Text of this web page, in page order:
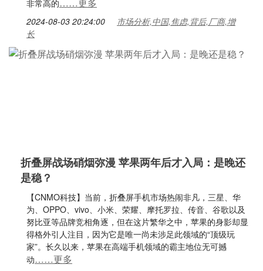
非常高的
2024-08-03 20:24:00
市场分析,中国,焦虑,背后,厂商,增
长
折叠屏战场硝烟弥漫 苹果两年后才入局：是晚还
是稳？
【CNMO科技】当前，折叠屏手机市场热闹非凡，三星、华
为、OPPO、vivo、小米、荣耀、摩托罗拉、传音、谷歌以及
努比亚等品牌竞相角逐，但在这片繁华之中，苹果的身影却显
得格外引人注目，因为它是唯一尚未涉足此领域的“顶级玩
家”。长久以来，苹果在高端手机领域的霸主地位无可撼
动……更多